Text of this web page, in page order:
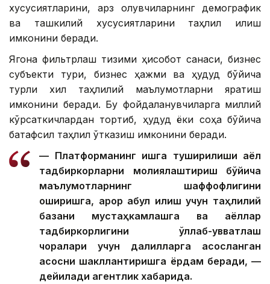
хусусиятларини, қарз олувчиларнинг демографик
ва ташкилий хусусиятларини таҳлил қилиш
имконини беради.
Ягона фильтрлаш тизими ҳисобот санаси, бизнес
субъекти тури, бизнес ҳажми ва ҳудуд бўйича
турли хил таҳлилий маълумотларни яратиш
имконини беради. Бу фойдаланувчиларга миллий
кўрсаткичлардан тортиб, ҳудуд ёки соҳа бўйича
батафсил таҳлил ўтказиш имконини беради.
— Платформанинг ишга туширилиши аёл
тадбиркорларни молиялаштириш бўйича
маълумотларнинг шаффофлигини
оширишга, қарор қабул қилиш учун таҳлилий
базани мустаҳкамлашга ва аёллар
тадбиркорлигини қўллаб-қувватлаш
чоралари учун далилларга асосланган
асосни шакллантиришга ёрдам беради, —
дейилади агентлик хабарида.